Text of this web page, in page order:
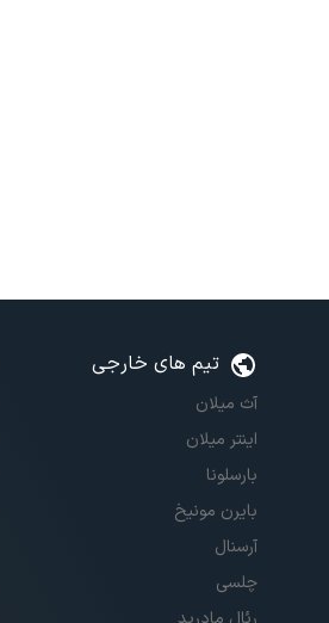
تیم های خارجی
آث میلان
اینتر میلان
بارسلونا
بایرن مونیخ
آرسنال
چلسی